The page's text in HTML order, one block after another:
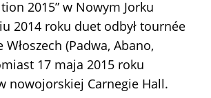
2015” w Nowym Jorku
2014 roku duet odbył tournée
(Padwa, Abano,
17 maja 2015 roku
nowojorskiej Carnegie Hall.